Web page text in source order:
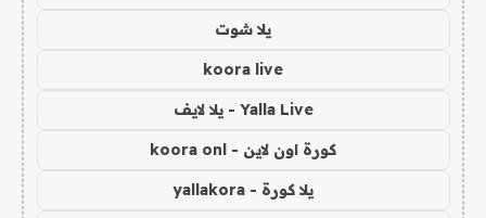
يلا شوت
koora live
Yalla Live - يلا لايف
كورة اون لاين - koora onl
يلا كورة - yallakora